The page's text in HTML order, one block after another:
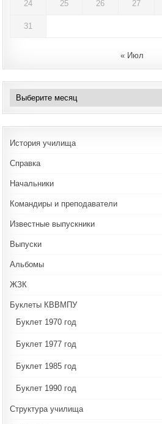
24 25 26 27
31
« Июл
Архивы
История училища
Справка
Начальники
Командиры и преподаватели
Известные выпускники
Выпуски
Альбомы
ЖЗК
Буклеты КВВМПУ
Буклет 1970 год
Буклет 1977 год
Буклет 1985 год
Буклет 1990 год
Структура училища